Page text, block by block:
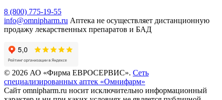
8 (800) 775-19-55
info@omnipharm.ru Аптека не осуществляет дистанционную
продажу лекарственных препаратов и БАД
© 2026 АО «Фирма ЕВРОСЕРВИС». Сеть
специализированных аптек «Омнифарм»
Сайт omnipharm.ru носит исключительно информационный